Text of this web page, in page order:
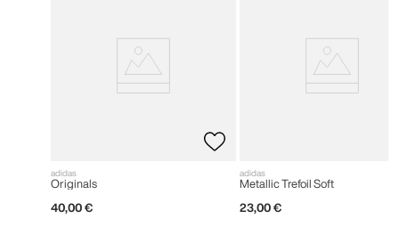
adidas
Originals
40,00 €
adidas
Metallic Trefoil Soft
23,00 €